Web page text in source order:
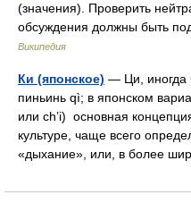
(значения). Проверить
обсуждения должны быть
Википедия
Ки (японское) — Ци, иногда
пиньинь qì; в японском
или ch’i) основная
культуре, чаще всего
«дыхание», или, в более